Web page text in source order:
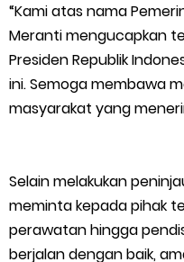
44 Tim Berlaga di
Dorong
HUT IBI Ke-75, Bupati
Kepulauan Meranti Borong
2026, Duta
“Kami atas nama
Meranti mengucapkan
Presiden Republik
ini. Semoga membawa
masyarakat yang
Selain melakukan
meminta kepada pihak
perawatan hingga
berjalan dengan baik,